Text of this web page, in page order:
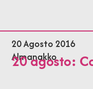
20 Agosto 2016
Almanakko
20 agosto: